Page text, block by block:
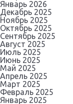
Январь 2026
Декабрь 2025
Ноябрь 2025
Октябрь 2025
Сентябрь 2025
Август 2025
Июль 2025
Июнь 2025
Май 2025
Апрель 2025
Март 2025
Февраль 2025
Январь 2025